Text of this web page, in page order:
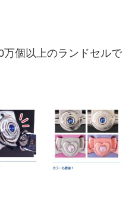
個以上のランドセルで